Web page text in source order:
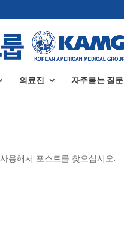
의료진 자주묻는 질문
용해서 포스트를 찾으십시오.